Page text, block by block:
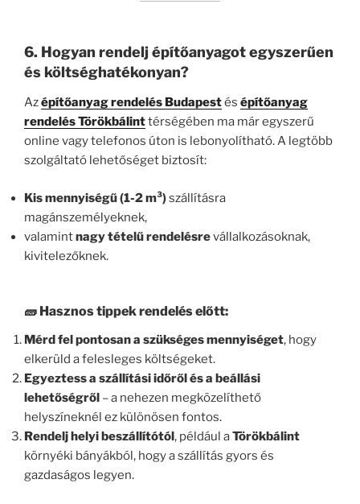
6. Hogyan rendelj építőanyagot egyszerűen
és költséghatékonyan?
Azépítőanyag rendelés Budapestés építőanyag
rendelés Törökbálinttérségében ma már egyszerű
online vagy telefonos úton is lebonyolítható. A legtöbb
szolgáltató lehetőséget biztosít:
Kis mennyiségű (1-2 m³)szállításra
magánszemélyeknek,
valamintnagy tételű rendelésrevállalkozásoknak,
kivitelezőknek.
🧱 Hasznos tippek rendelés előtt:
Mérd fel pontosan a szükséges mennyiséget, hogy
elkerüld a felesleges költségeket.
Egyeztess a szállítási időről és a beállási
lehetőségről – a nehezen megközelíthető
helyszíneknél ez különösen fontos.
Rendelj helyi beszállítótól, például aTörökbálint
környéki bányákból, hogy a szállítás gyors és
gazdaságos legyen.